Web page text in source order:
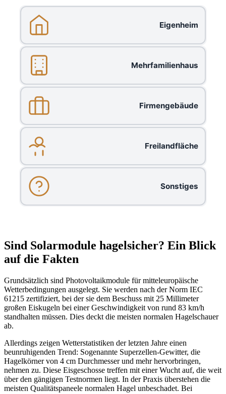
Eigenheim
Mehrfamilienhaus
Firmengebäude
Freilandfläche
Sonstiges
Sind Solarmodule hagelsicher? Ein Blick
auf die Fakten
Grundsätzlich sind Photovoltaikmodule für mitteleuropäische
Wetterbedingungen ausgelegt. Sie werden nach der Norm IEC
61215 zertifiziert, bei der sie dem Beschuss mit 25 Millimeter
großen Eiskugeln bei einer Geschwindigkeit von rund 83 km/h
standhalten müssen. Dies deckt die meisten normalen Hagelschauer
ab.
Allerdings zeigen Wetterstatistiken der letzten Jahre einen
beunruhigenden Trend: Sogenannte Superzellen-Gewitter, die
Hagelkörner von 4 cm Durchmesser und mehr hervorbringen,
nehmen zu. Diese Eisgeschosse treffen mit einer Wucht auf, die weit
über den gängigen Testnormen liegt. In der Praxis überstehen die
meisten Qualitätspaneele normalen Hagel unbeschadet. Bei